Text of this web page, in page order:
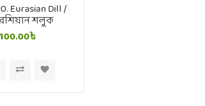
Eurasian Dill /
শলুক
100.00৳